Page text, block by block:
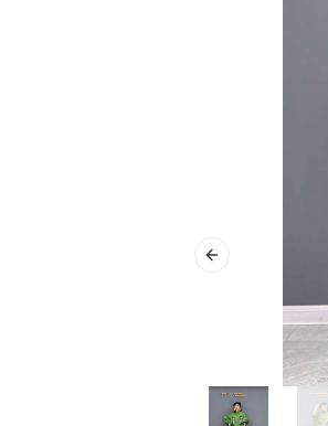
Previous slide